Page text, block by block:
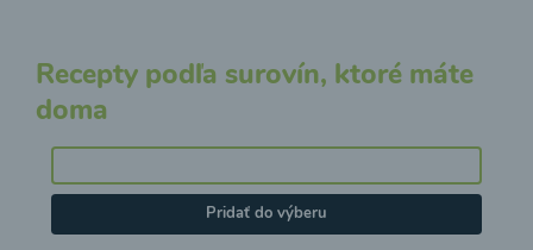
Recepty podľa surovín, ktoré máte
doma
Pridať do výberu